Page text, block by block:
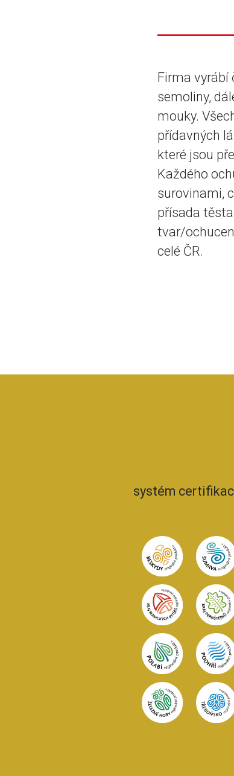
Firma vyrábí
semoliny,
mouky.
přídavných
které jsou
Každého
surovinami,
přísada
tvar/
celé ČR.
systém